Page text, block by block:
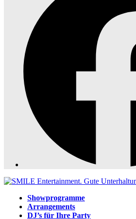
Showprogramme
Arrangements
DJ’s für Ihre Party